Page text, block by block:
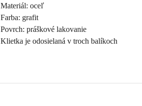
Materiál: oceľ
Farba: grafit
Povrch: práškové lakovanie
Klietka je odosielaná v troch balíkoch